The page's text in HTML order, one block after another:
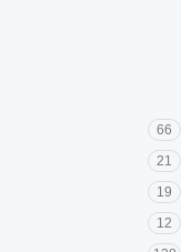
66
21
19
12